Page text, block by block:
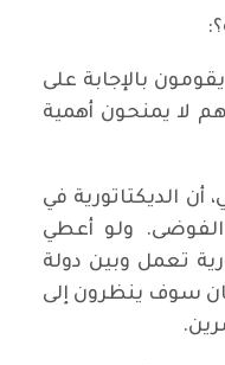
بالإجابة على
لا يمنحون أهمية
أن الديكتاتورية في
ولو أعطي
تعمل وبين دولة
سوف ينظرون إلى